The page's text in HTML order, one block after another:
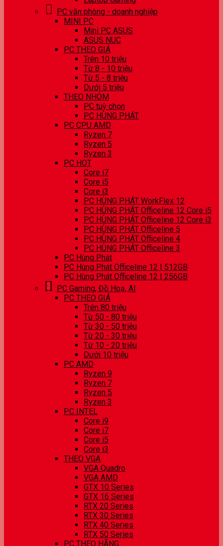
PC văn phòng - doanh nghiệp
MINI PC
Mini PC ASUS
ASUS NUC
PC THEO GIÁ
Trên 10 triệu
Từ 8 - 10 triệu
Từ 5 - 8 triệu
Dưới 5 triệu
THEO NHÓM
PC tuỳ chọn
PC HÙNG PHÁT
PC CPU AMD
Ryzen 7
Ryzen 5
Ryzen 3
PC HOT
Core i7
Core i5
Core i3
PC HÙNG PHÁT WorkFlex 12
PC HÙNG PHÁT Officeline 12 Core i5
PC HÙNG PHÁT Officeline 12 Core i3
PC HÙNG PHÁT Officeline 5
PC HÙNG PHÁT Officeline 4
PC HÙNG PHÁT Officeline 3
PC Hùng Phát
PC Hùng Phát Officeline 12 | 512GB
PC Hùng Phát Officeline 12 | 256GB
PC Gaming, Đồ Hoạ, AI
PC THEO GIÁ
Trên 80 triệu
Từ 50 - 80 triệu
Từ 30 - 50 triệu
Từ 20 - 30 triệu
Từ 10 - 20 triệu
Dưới 10 triệu
PC AMD
Ryzen 9
Ryzen 7
Ryzen 5
Ryzen 3
PC INTEL
Core i9
Core i7
Core i5
Core i3
THEO VGA
VGA Quadro
VGA AMD
GTX 10 Series
GTX 16 Series
RTX 20 Series
RTX 30 Series
RTX 40 Series
RTX 50 Series
PC THEO HÃNG